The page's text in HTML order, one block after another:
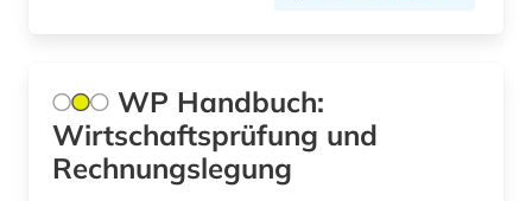
agrarwirtchaft (1)
agrarwissenschaft (11)
agrarwissenschaften (3)
WP Handbuch:
Wirtschaftsprüfung und
Rechnungslegung